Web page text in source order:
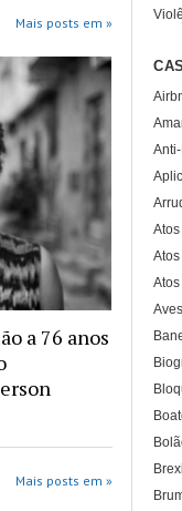
Mais posts em »
a 76 anos
Mais posts em »